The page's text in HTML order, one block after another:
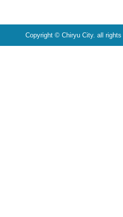
Copyright © Chiryu City. all rights